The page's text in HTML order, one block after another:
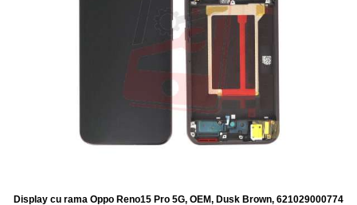
Display cu rama Oppo Reno15 Pro 5G, OEM, Dusk Brown, 621029000774